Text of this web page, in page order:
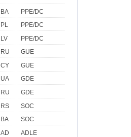
BA
PPE/DC
PL
PPE/DC
LV
PPE/DC
RU
GUE
CY
GUE
UA
GDE
RU
GDE
RS
SOC
BA
SOC
AD
ADLE